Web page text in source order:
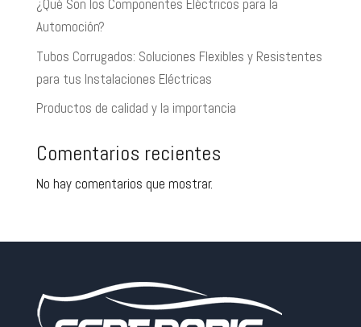
¿Qué Son los Componentes Eléctricos para la
Automoción?
Tubos Corrugados: Soluciones Flexibles y Resistentes
para tus Instalaciones Eléctricas
Productos de calidad y la importancia
Comentarios recientes
No hay comentarios que mostrar.